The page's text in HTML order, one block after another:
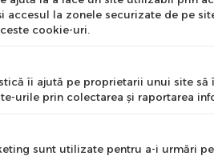
accesul la zonele securizate de pe
cookie-uri.
îi ajută pe proprietarii unui site
urile prin colectarea şi raportarea
sunt utilizate pentru a-i urmări